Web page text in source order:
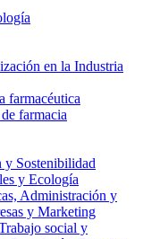
en la Industria
farmacéutica
farmacia
y Sostenibilidad
y Ecología
Administración y
y Marketing
social y